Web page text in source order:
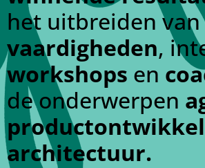
het uitbreiden van
vaardigheden,
workshops en
de onderwerpen
architectuur.